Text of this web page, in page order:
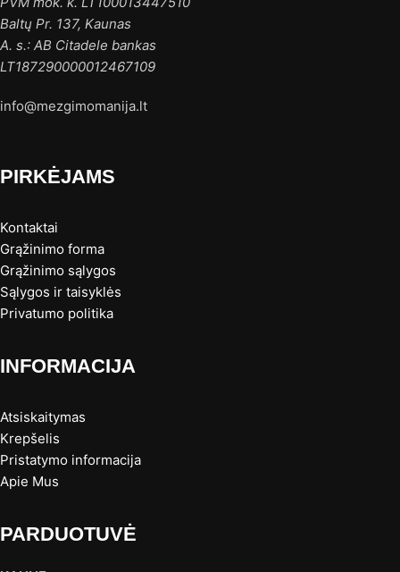
Baltų Pr. 137, Kaunas
A. s.: AB Citadele bankas
LT187290000012467109
info@mezgimomanija.lt
PIRKĖJAMS
Kontaktai
Grąžinimo forma
Grąžinimo sąlygos
Sąlygos ir taisyklės
Privatumo politika
INFORMACIJA
Atsiskaitymas
Krepšelis
Pristatymo informacija
Apie Mus
PARDUOTUVĖ